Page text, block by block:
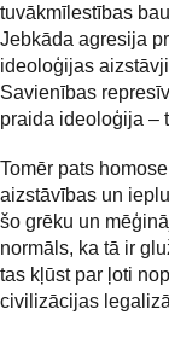
tuvākmīlestības
Jebkāda agresija
ideoloģijas
Savienības
praida ideoloģija –
Tomēr pats
aizstāvības un
šo grēku un
normāls, ka tā ir
tas kļūst par ļoti
civilizācijas